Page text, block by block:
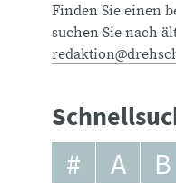
Finden Sie einen
suchen Sie nach
# A B